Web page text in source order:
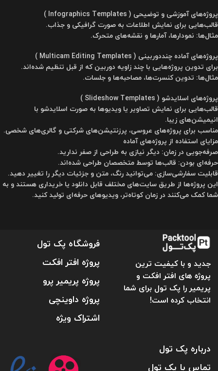
پروژه‌های آموزشی و توضیحی ( Infographics Templates )
قالب‌هایی برای نمایش اطلاعات به صورت گرافیکی و جذاب.
مثال‌ها: نمودارها، آمارها و نقشه‌های متحرک.
پروژه‌های آماده چنددوربینی ( Multicam Editing Templates )
برای تدوین پروژه‌هایی با چند زاویه دوربین که از قبل تنظیم شده‌اند.
مثال‌ها: تدوین کنسرت‌ها، مصاحبه‌ها و جلسات.
پروژه‌های اسلایدشو ( Slideshow Templates )
قالب‌هایی برای نمایش تصاویر یا ویدیوها به صورت اسلایدشو با
انیمیشن‌های زیبا.
مناسب برای پروژه‌های عروسی، پرزنتیشن‌های شرکتی و گالری‌های شخصی.
مزایای استفاده از پروژه‌های آماده
صرفه‌جویی در زمان: دیگر نیازی به طراحی از صفر ندارید.
حرفه‌ای بودن: قالب‌ها توسط متخصصان طراحی شده‌اند.
قابلیت سفارشی‌سازی: می‌توانید رنگ، متن و جزئیات دیگر را تغییر دهید.
این پروژه‌ها از طریق سایت‌های مختلف قابل دانلود یا خریداری هستند و به
شما کمک می‌کنند در زمان کوتاه‌تر، ویدیوهای حرفه‌ای تولید کنید.
جدید و با کیفیت ترین
پروژه های افتر افکت و
پریمیر را پک تول برای شما
انتخاب کرده است!
فروشگاه پک تول
پروژه افتر افکت
پروژه پریمیر پرو
پروژه داوینچی
اشتراک ویژه
درباره پک تول
تماس با پک تول